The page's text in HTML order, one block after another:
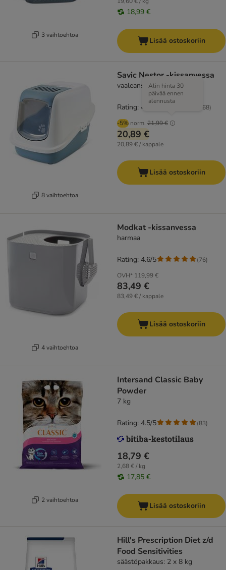
3 vaihtoehtoa
18,99 €
Lisää ostoskoriin
8 vaihtoehtoa
Savic Nestor -kissanvessa
vaaleansininen / valkoinen
-5% norm. 21,99 €
Alin hinta 30
päivää ennen
alennusta
20,89 €
20,89 € / kappale
Rating: 4.3/5 168)
Lisää ostoskoriin
4 vaihtoehtoa
Modkat -kissanvessa
harmaa
OVH* 119,99 €
83,49 €
83,49 € / kappale
Rating: 4.6/5 (76)
Lisää ostoskoriin
2 vaihtoehtoa
Intersand Classic Baby
Powder
7 kg
18,79 €
2,68 € / kg
17,85 €
Rating: 4.5/5 (83)
Lisää ostoskoriin
Hill's Prescription Diet z/d
Food Sensitivities
säästöpakkaus: 2 x 8 kg